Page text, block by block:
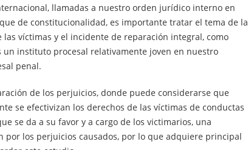
llamadas a nuestro orden jurídico interno en
de constitucionalidad, es importante tratar el tema de la
las víctimas y el incidente de reparación integral, como
un instituto procesal relativamente joven en nuestro
penal.
de los perjuicios, donde puede considerarse que
se efectivizan los derechos de las víctimas de conductas
se da a su favor y a cargo de los victimarios, una
por los perjuicios causados, por lo que adquiere principal